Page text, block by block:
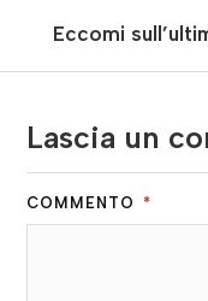
Eccomi
Lascia un
COMMENTO *